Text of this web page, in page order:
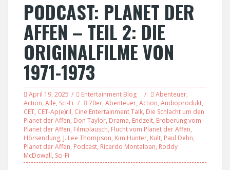
PODCAST: PLANET DER
AFFEN – TEIL 2: DIE
ORIGINALFILME VON
1971-1973
April 19, 2025 Entertainment Blog Abenteuer,
Action, Alle, Sci-Fi 70er, Abenteuer, Action, Audioprodukt,
CET, CET-Ap(e)ril, Cine Entertainment Talk, Die Schlacht um den
Planet der Affen, Don Taylor, Drama, Endzeit, Eroberung vom
Planet der Affen, Filmplausch, Flucht vom Planet der Affen,
Hörsendung, J. Lee Thompson, Kim Hunter, Kult, Paul Dehn,
Planet der Affen, Podcast, Ricardo Montalban, Roddy
McDowall, Sci-Fi